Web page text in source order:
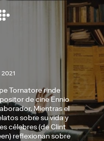
2021
Tornatore rinde
de cine Ennio
Mientras el
sobre su vida y
célebres (de Clint
reflexionan sobre